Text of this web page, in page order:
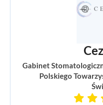
Gabinet
Polskiego